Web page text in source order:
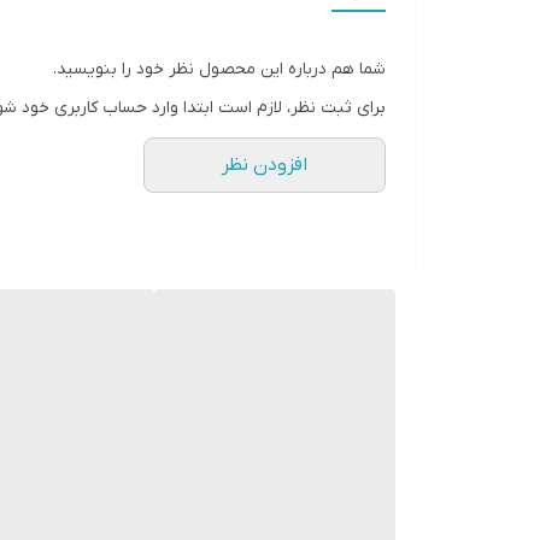
امکانات و قابلیت‌ها :
تنظیم نور صفحه‌نمایش قابلیت تنظیمات اتوماتیک
شما هم درباره این محصول نظر خود را بنویسید.
برای ثبت نظر، لازم است ابتدا وارد حساب کاربری خود
افزودن نظر